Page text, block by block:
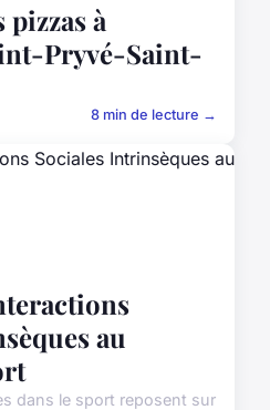
à
Pryvé-Saint-
8 min de lecture →
au
dans le sport reposent sur